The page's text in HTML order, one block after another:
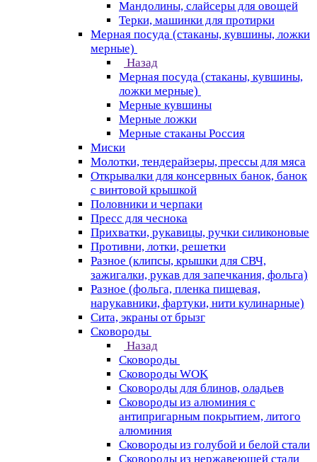
Мандолины, слайсеры для овощей
Терки, машинки для протирки
Мерная посуда (стаканы, кувшины, ложки
мерные)
Назад
Мерная посуда (стаканы, кувшины,
ложки мерные)
Мерные кувшины
Мерные ложки
Мерные стаканы Россия
Миски
Молотки, тендерайзеры, прессы для мяса
Открывалки для консервных банок, банок
с винтовой крышкой
Половники и черпаки
Пресс для чеснока
Прихватки, рукавицы, ручки силиконовые
Противни, лотки, решетки
Разное (клипсы, крышки для СВЧ,
зажигалки, рукав для запечкания, фольга)
Разное (фольга, пленка пищевая,
нарукавники, фартуки, нити кулинарные)
Сита, экраны от брызг
Сковороды
Назад
Сковороды
Сковороды WOK
Сковороды для блинов, оладьев
Сковороды из алюминия с
антипригарным покрытием, литого
алюминия
Сковороды из голубой и белой стали
Сковороды из нержавеющей стали